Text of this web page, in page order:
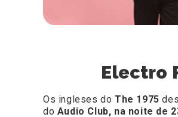
Electro
Os ingleses do The 1975
do Audio Club, na noite de